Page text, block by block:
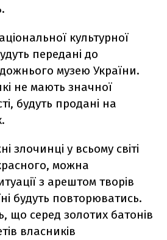
культурної
передані до
музею України.
не мають значної
будуть продані на
злочинці у всьому світі
можна
з арештом творів
будуть повторюватись.
що серед золотих батонів
власників